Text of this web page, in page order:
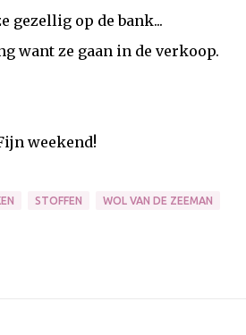
gezellig op de bank...
want ze gaan in de verkoop.
weekend!
STOFFEN WOL VAN DE ZEEMAN